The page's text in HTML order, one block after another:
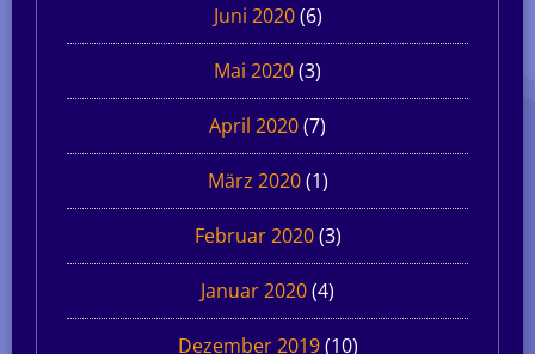
Juni 2020(6)
Mai 2020(3)
April 2020(7)
März 2020(1)
Februar 2020(3)
Januar 2020(4)
Dezember 2019(10)